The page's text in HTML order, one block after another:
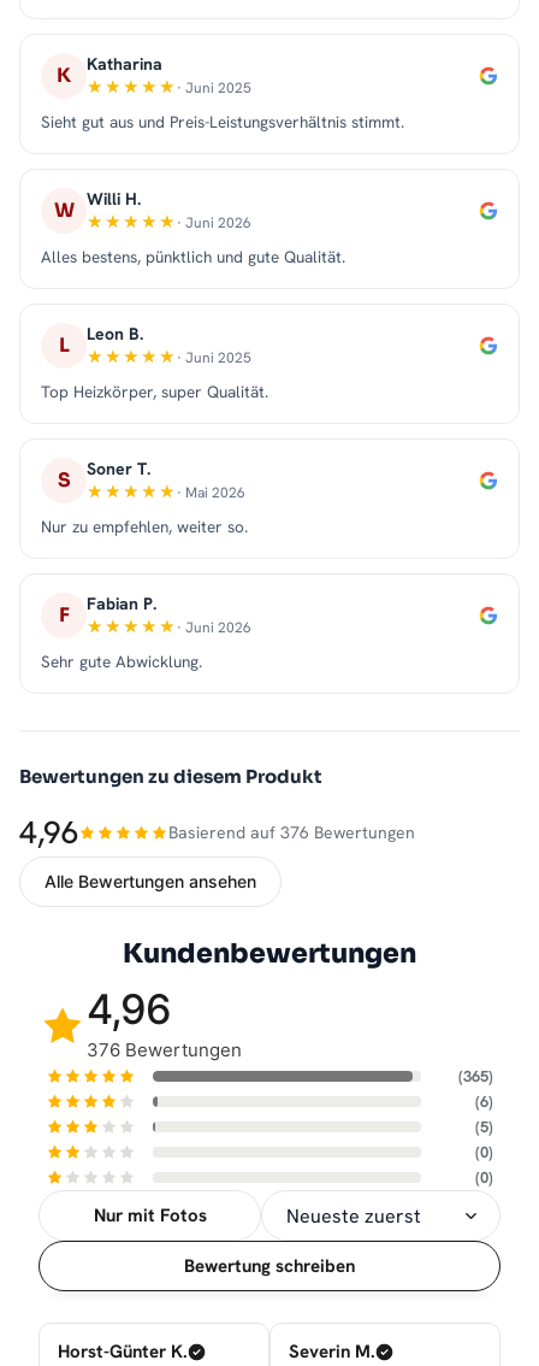
K Katharina
· Juni 2025
Sieht gut aus und Preis-Leistungsverhältnis stimmt.
W Willi H.
· Juni 2026
Alles bestens, pünktlich und gute Qualität.
L Leon B.
· Juni 2025
Top Heizkörper, super Qualität.
S Soner T.
· Mai 2026
Nur zu empfehlen, weiter so.
F Fabian P.
· Juni 2026
Sehr gute Abwicklung.
Bewertungen zu diesem Produkt
4,96 Basierend auf 376 Bewertungen
Alle Bewertungen ansehen
Kundenbewertungen
4,96
376 Bewertungen
(365)
(6)
(5)
(0)
(0)
Nur mit Fotos
Sortierung
Bewertung schreiben
Horst-Günter K.
Severin M.